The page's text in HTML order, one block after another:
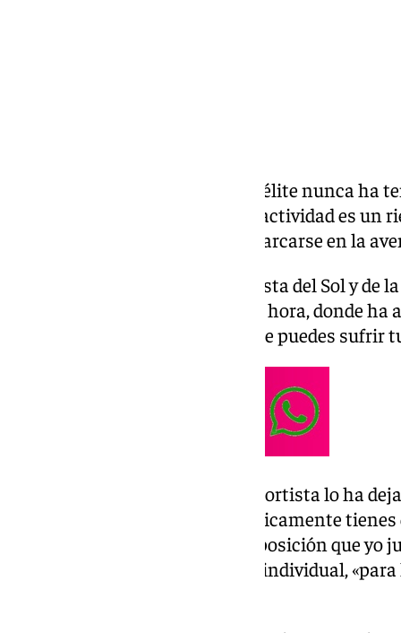
La maternidad en el deporte de élite nunca ha
«hacer una pausa de un año de actividad es un
ha tenido miedo de parar y embarcarse en la
La jugadora del C.B.F Málaga Costa del Sol y de
Balonmano ha visitado Llegó la hora, donde ha
«los posibles cambios físicos que puedes sufrir
En cuanto al balonmano, la deportista lo ha
desde el primer momento prácticamente
mucho contacto, sobre todo la posición que yo
va a dejar de entrenar de forma individual,